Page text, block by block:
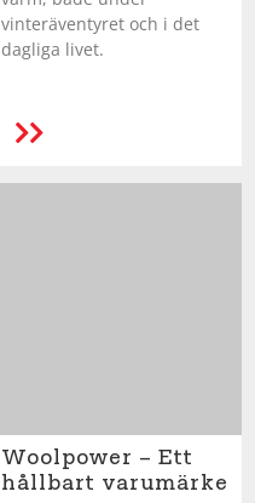
vinteräventyret och i det
dagliga livet.
Woolpower – Ett
hållbart varumärke